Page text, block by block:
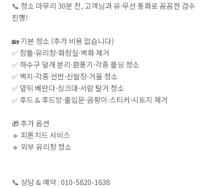
📞 청소 마무리 30분 전, 고객님과 유·무선 통화로 꼼꼼한 검수
진행!
🏡 기본 청소 (추가 비용 없습니다)
✅ 창틀·유리창·화장실·벽화 제거
✅ 하수구 덮개 분리·환풍기·각종 몰딩 청소
✅ 벽지·각종 선반·신발장·거울 청소
✅ 앞뒤 베란다·싱크대·서랍 탈거 청소
✅ 후드 & 후드망·출입문·곰팡이·스티커·시트지 제거
🎁 추가 옵션
🔹 피톤치드 서비스
🔹 외부 유리창 청소
📞 상담 & 예약 : 010-5820-1638